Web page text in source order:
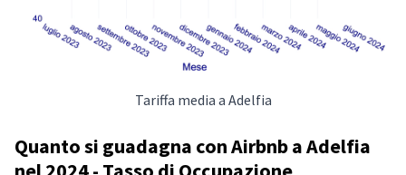
Tariffa media a Adelfia
Quanto si guadagna con Airbnb a Adelfia